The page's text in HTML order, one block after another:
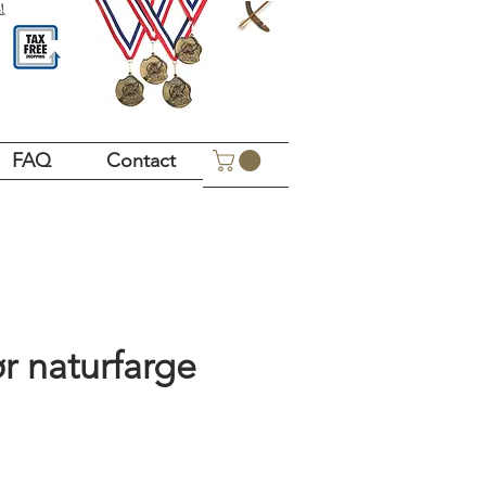
FAQ Contact
naturfarge